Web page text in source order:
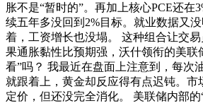
胀不是“暂时的”。再加上核心PCE还在
续五年多没回到2%目标。就业数据又
着，工资增长也没塌。 这种组合让交
果通胀黏性比预期强，沃什领衔的美联
看”吗？ 我最近在盘面上注意到，每次
就跟着上，黄金却反应得有点迟钝。市
定价，但还没完全消化。 美联储内部